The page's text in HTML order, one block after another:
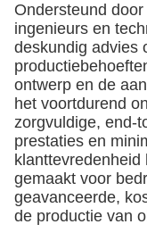
Ondersteund
ingenieurs en
deskundig advies
ontwerp en de
het voortdurend
zorgvuldige, end-
prestaties en
gemaakt voor
geavanceerde,
de productie van